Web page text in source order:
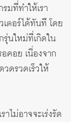
มที่ทำให้เรา
ตอร์ได้ทันที โดย
รุ่นใหม่ที่เกิดใน
คอย เนื่องจาก
ดรวดเร็วให้
ไม่อาจจะเร่งรัด